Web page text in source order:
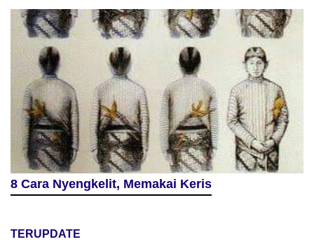
8 Cara Nyengkelit, Memakai Keris
TERUPDATE